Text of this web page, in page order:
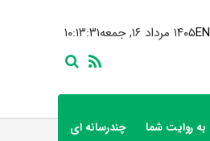
۱۰:۱۳:۳۳ ۱۴۰۵ مرداد ۱۶, جمعهEN
به روایت شما چندرسانه ای